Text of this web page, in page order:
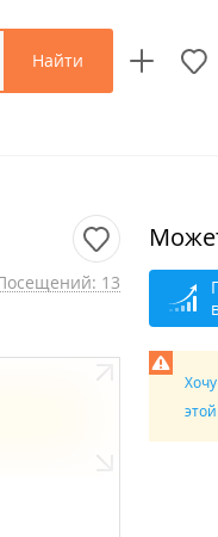
Найти
13